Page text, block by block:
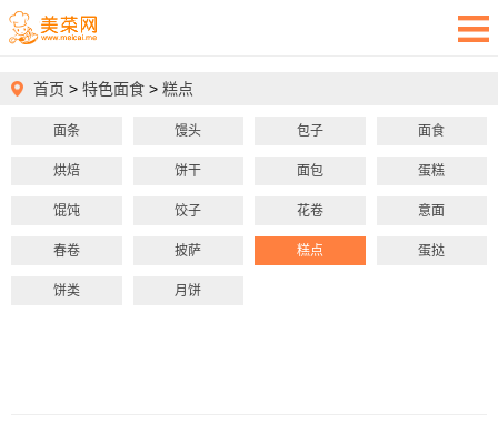
面条 馒头 包子 面食
烘焙 饼干 面包 蛋糕
馄饨 饺子 花卷 意面
春卷 披萨 糕点 蛋挞
饼类 月饼
首页 > 特色面食 > 糕点